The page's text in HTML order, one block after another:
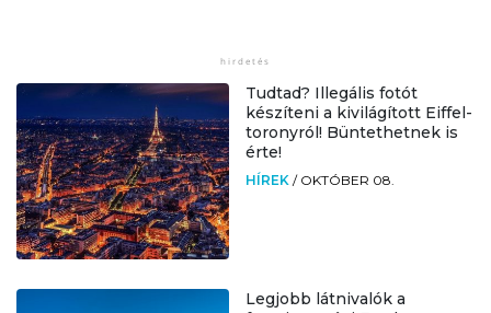
Tudtad? Illegális fotót
készíteni a kivilágított Eiffel-
toronyról! Büntethetnek is
érte!
HÍREK / OKTÓBER 08.
Legjobb látnivalók a